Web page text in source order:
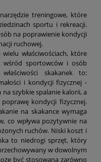
treningowe, które
sportu i rekreacji.
na poprawienie kondycji
ruchowej.
właściwościach, które
wśród sportowców i osób
skakanek to:
i kondycji fizycznej -
szybkie spalanie kalorii, a
kondycji fizycznej.
na skakance wymaga
co wpływa pozytywnie na
ruchów. Niski koszt i
to niedrogi sprzęt, który
w dowolnym
być stosowana zarówno